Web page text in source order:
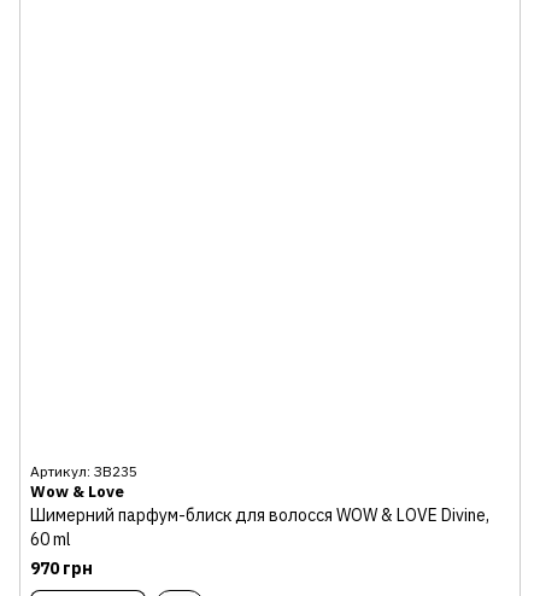
Артикул: ЗВ235
Wow & Love
Шимерний парфум-блиск для волосся WOW & LOVE Divine,
60 ml
970 грн